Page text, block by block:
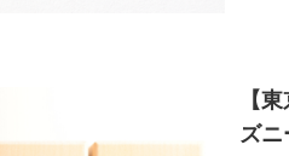
【
ズ